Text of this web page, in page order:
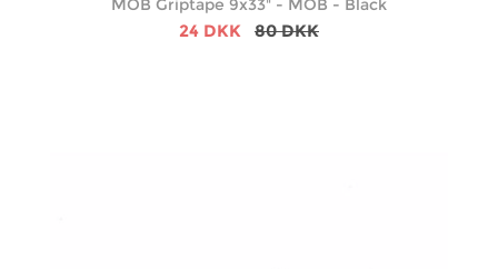
MOB Griptape 9x33" - MOB - Black
24 DKK 80 DKK